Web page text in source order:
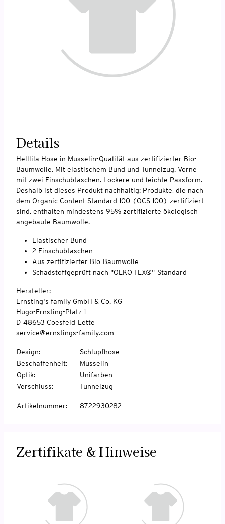
Details
Helllila Hose in Musselin-Qualität aus zertifizierter Bio-
Baumwolle. Mit elastischem Bund und Tunnelzug. Vorne
mit zwei Einschubtaschen. Lockere und leichte Passform.
Deshalb ist dieses Produkt nachhaltig: Produkte, die nach
dem Organic Content Standard 100 (OCS 100) zertifiziert
sind, enthalten mindestens 95% zertifizierte ökologisch
angebaute Baumwolle.
Elastischer Bund
2 Einschubtaschen
Aus zertifizierter Bio-Baumwolle
Schadstoffgeprüft nach "OEKO-TEX®"-Standard
Hersteller:
Ernsting's family GmbH & Co. KG
Hugo-Ernsting-Platz 1
D-48653 Coesfeld-Lette
service@ernstings-family.com
Design:
Schlupfhose
Beschaffenheit:
Musselin
Optik:
Unifarben
Verschluss: Tunnelzug
Artikelnummer: 8722930282
Zertifikate & Hinweise